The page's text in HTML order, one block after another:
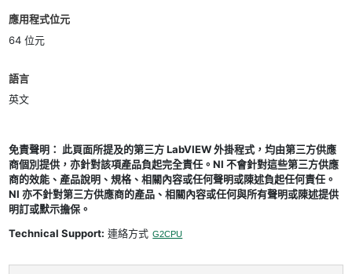
應用程式位元
64 位元
語言
英文
免責聲明： 此頁面所提及的第三方 LabVIEW 外掛程式，均由第三方供應
商個別提供，亦針對該項產品負起完全責任。NI 不會針對這些第三方供應
商的效能、產品說明、規格、相關內容或任何聲明或陳述負起任何責任。
NI 亦不針對第三方供應商的產品、相關內容或任何與所有聲明或陳述提供
明訂或默示擔保。
Technical Support: 連絡方式 G2CPU